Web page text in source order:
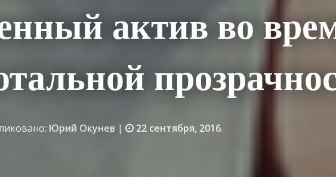
актив во
Юрий Окунев | 22 сентября, 2016.